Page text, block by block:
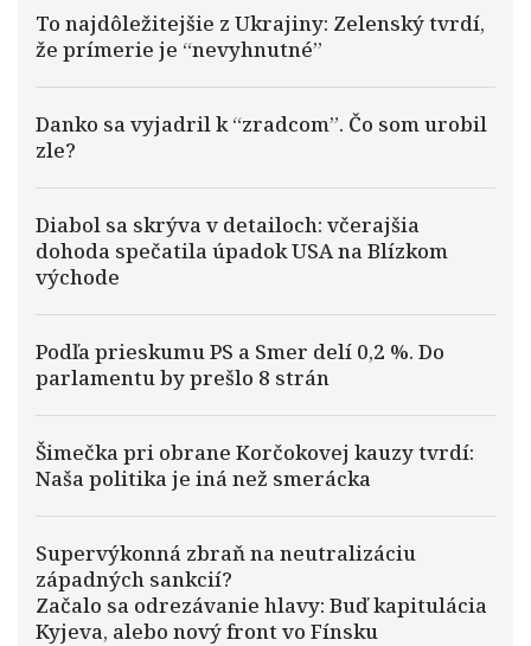
To najdôležitejšie z Ukrajiny: Zelenský tvrdí,
že prímerie je “nevyhnutné”
Danko sa vyjadril k “zradcom”. Čo som urobil
zle?
Diabol sa skrýva v detailoch: včerajšia
dohoda spečatila úpadok USA na Blízkom
východe
Podľa prieskumu PS a Smer delí 0,2 %. Do
parlamentu by prešlo 8 strán
Šimečka pri obrane Korčokovej kauzy tvrdí:
Naša politika je iná než smerácka
Supervýkonná zbraň na neutralizáciu
západných sankcií?
Začalo sa odrezávanie hlavy: Buď kapitulácia
Kyjeva, alebo nový front vo Fínsku